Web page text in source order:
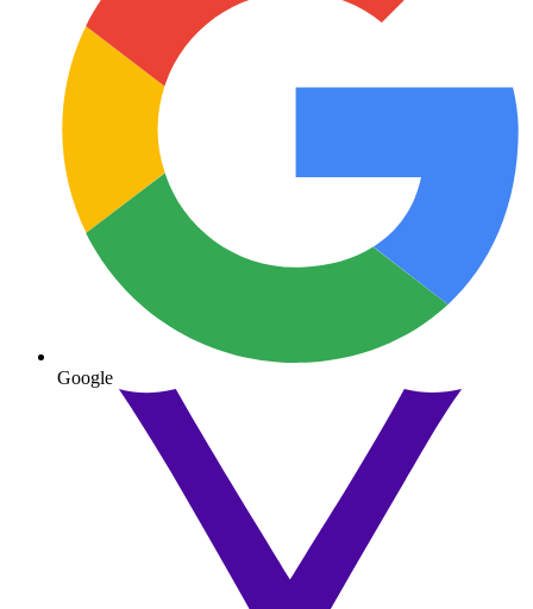
Google